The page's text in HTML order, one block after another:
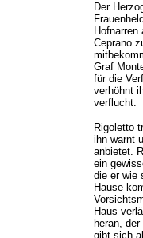
Der
Ceprano
Graf
für die
verhöhnt
verflucht.
Rigoletto
ihn warnt
anbietet.
ein
die er wie
Hause
Haus
heran,
gibt sich